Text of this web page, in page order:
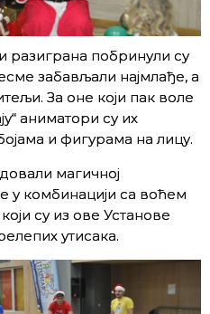
разиграна побринули су
забављали најмлађе, а
За оне који пак воле
аниматори су их
и фигурама на лицу.
магичној
у комбинацији са воћем
су из ове Установе
утисака.